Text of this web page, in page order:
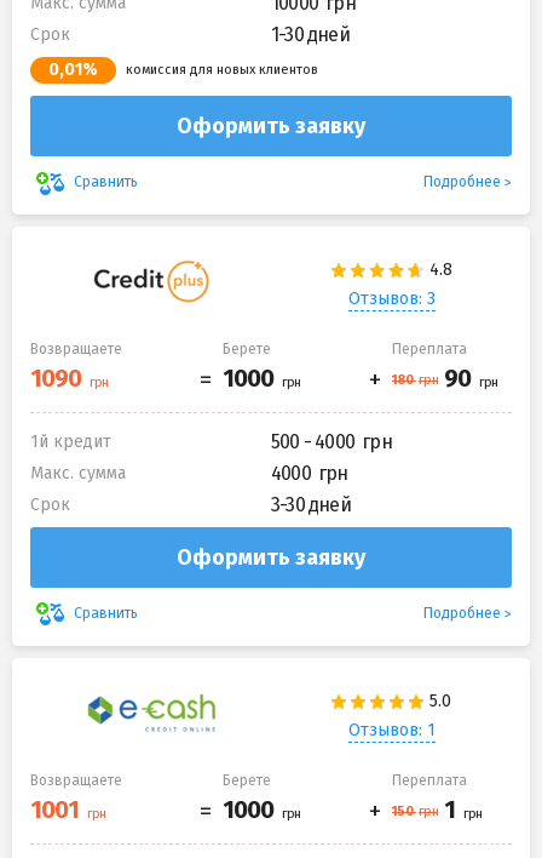
Срок 1-30 дней
0,01% комиссия для новых клиентов
Оформить заявку
Сравнить Подробнее
Отзывов: 3
Возвращаете Берете Переплата
1й кредит 500 - 4000
Макс. сумма 4000
Срок 3-30 дней
Оформить заявку
Сравнить Подробнее
Отзывов: 1
Возвращаете Берете Переплата